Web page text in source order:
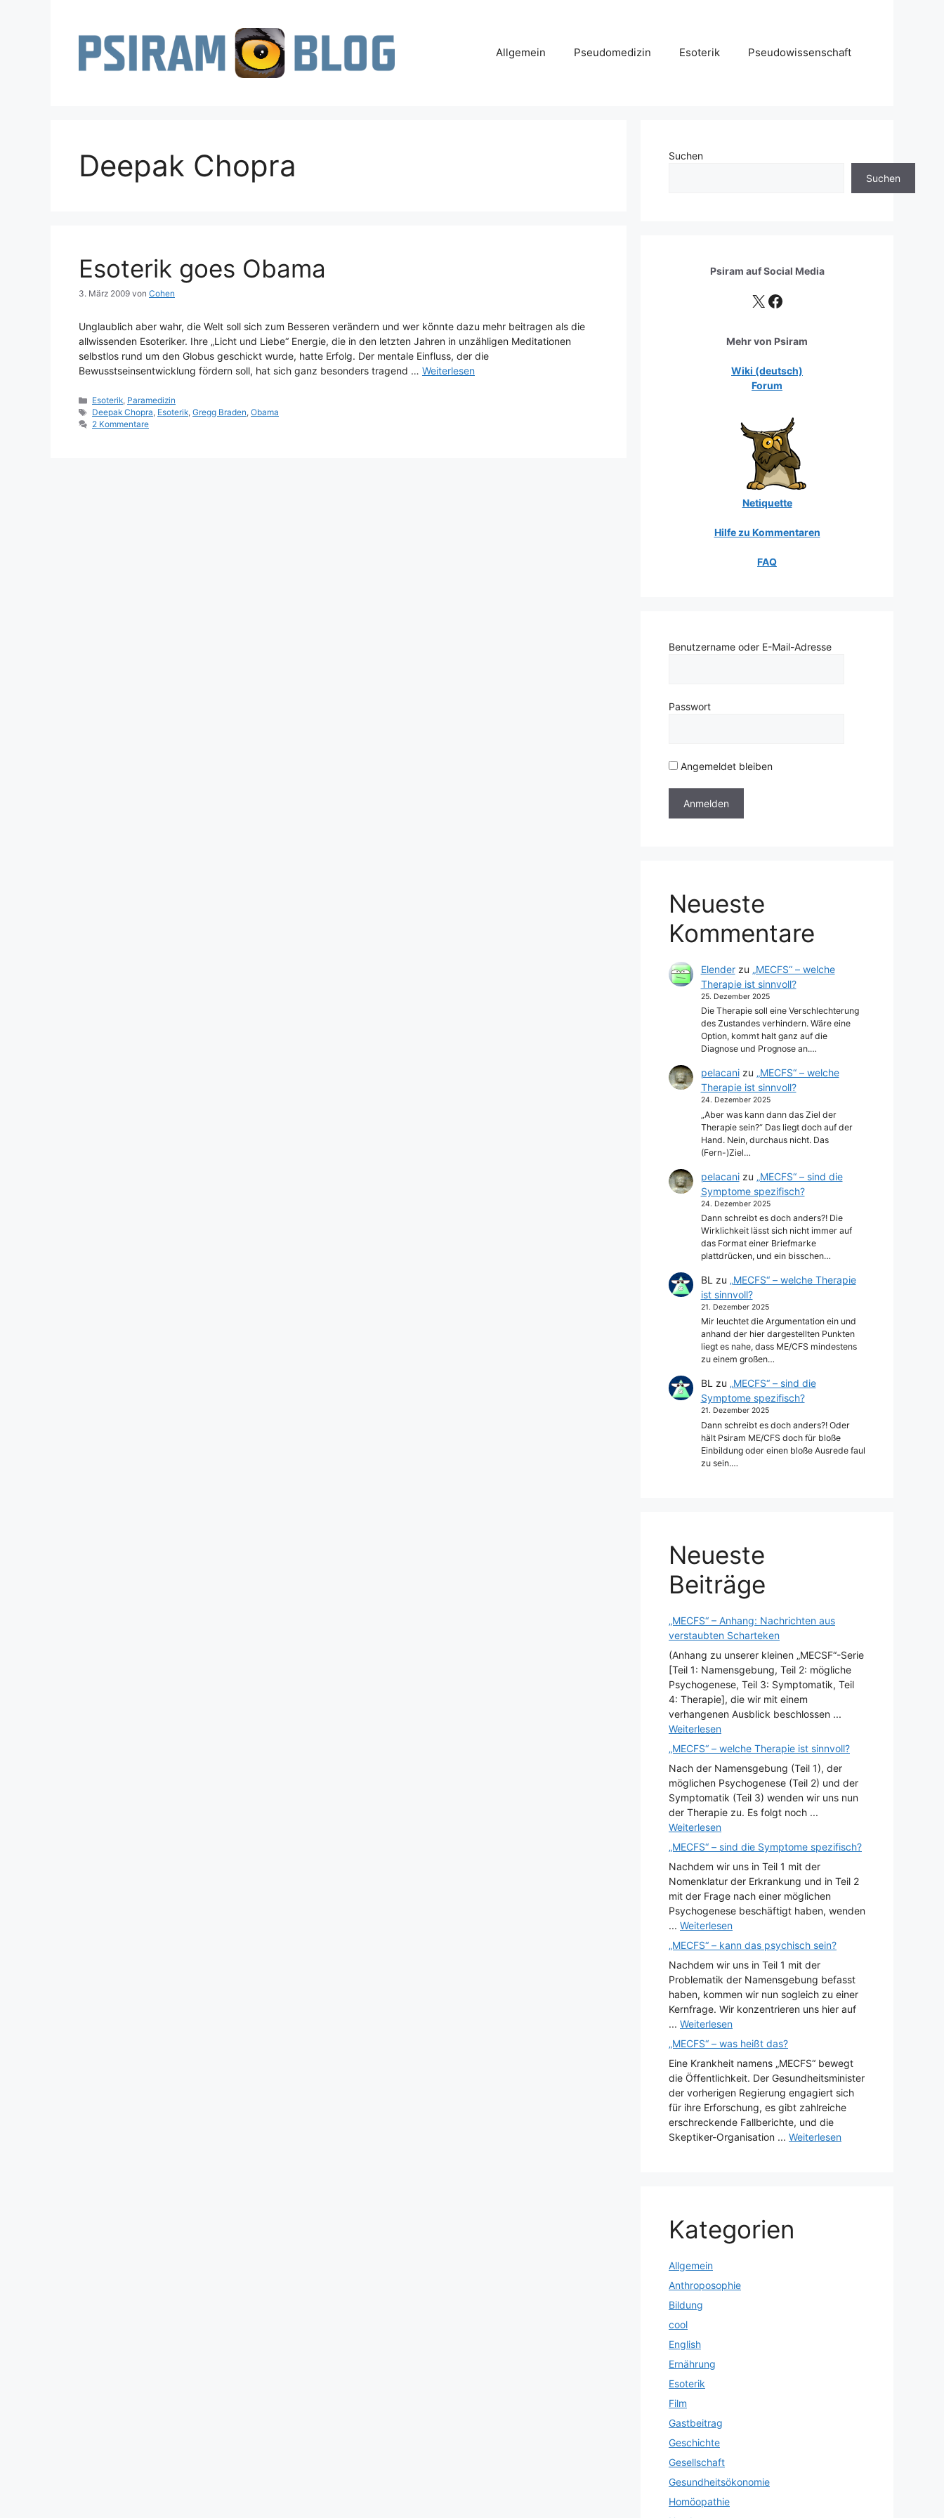
Allgemein Pseudomedizin Esoterik Pseudowissenschaft
Deepak Chopra
Esoterik goes Obama
3. März 2009 von Cohen
Unglaublich aber wahr, die Welt soll sich zum Besseren verändern und wer könnte dazu mehr beitragen als die
allwissenden Esoteriker. Ihre „Licht und Liebe“ Energie, die in den letzten Jahren in unzähligen Meditationen
selbstlos rund um den Globus geschickt wurde, hatte Erfolg. Der mentale Einfluss, der die
Bewusstseinsentwicklung fördern soll, hat sich ganz besonders tragend … Weiterlesen
Kategorien
Esoterik, Paramedizin
Schlagwörter
Deepak Chopra, Esoterik,Gregg Braden,Obama
2 Kommentare
Suchen
Suchen
Psiram aufSocial Media
X Facebook
Mehr von Psiram
Wiki (deutsch)
Forum
Netiquette
Hilfe zu Kommentaren
FAQ
Benutzername oder E-Mail-Adresse
Passwort
Angemeldet bleiben
Neueste
Kommentare
Elenderzu „MECFS“ – welche
Therapie ist sinnvoll?
25. Dezember 2025
Die Therapie soll eine Verschlechterung
des Zustandes verhindern. Wäre eine
Option, kommt halt ganz auf die
Diagnose und Prognose an.…
pelacanizu „MECFS“ – welche
Therapie ist sinnvoll?
24. Dezember 2025
„Aber was kann dann das Ziel der
Therapie sein?“ Das liegt doch auf der
Hand. Nein, durchaus nicht. Das
(Fern-)Ziel…
pelacanizu „MECFS“ – sind die
Symptome spezifisch?
24. Dezember 2025
Dann schreibt es doch anders?! Die
Wirklichkeit lässt sich nicht immer auf
das Format einer Briefmarke
plattdrücken, und ein bisschen…
BL zu „MECFS“ – welche Therapie
ist sinnvoll?
21. Dezember 2025
Mir leuchtet die Argumentation ein und
anhand der hier dargestellten Punkten
liegt es nahe, dass ME/CFS mindestens
zu einem großen…
BL zu „MECFS“ – sind die
Symptome spezifisch?
21. Dezember 2025
Dann schreibt es doch anders?! Oder
hält Psiram ME/CFS doch für bloße
Einbildung oder einen bloße Ausrede faul
zu sein.…
Neueste
Beiträge
„MECFS“ – Anhang: Nachrichten aus
verstaubten Scharteken
(Anhang zu unserer kleinen „MECSF“-Serie
[Teil 1: Namensgebung, Teil 2: mögliche
Psychogenese, Teil 3: Symptomatik, Teil
4: Therapie], die wir mit einem
verhangenen Ausblick beschlossen ...
Weiterlesen
„MECFS“ – welche Therapie ist sinnvoll?
Nach der Namensgebung (Teil 1), der
möglichen Psychogenese (Teil 2) und der
Symptomatik (Teil 3) wenden wir uns nun
der Therapie zu. Es folgt noch ...
Weiterlesen
„MECFS“ – sind die Symptome spezifisch?
Nachdem wir uns in Teil 1 mit der
Nomenklatur der Erkrankung und in Teil 2
mit der Frage nach einer möglichen
Psychogenese beschäftigt haben, wenden
... Weiterlesen
„MECFS“ – kann das psychisch sein?
Nachdem wir uns in Teil 1 mit der
Problematik der Namensgebung befasst
haben, kommen wir nun sogleich zu einer
Kernfrage. Wir konzentrieren uns hier auf
... Weiterlesen
„MECFS“ – was heißt das?
Eine Krankheit namens „MECFS“ bewegt
die Öffentlichkeit. Der Gesundheitsminister
der vorherigen Regierung engagiert sich
für ihre Erforschung, es gibt zahlreiche
erschreckende Fallberichte, und die
Skeptiker-Organisation ... Weiterlesen
Kategorien
Allgemein
Anthroposophie
Bildung
cool
English
Ernährung
Esoterik
Film
Gastbeitrag
Geschichte
Gesellschaft
Gesundheitsökonomie
Homöopathie